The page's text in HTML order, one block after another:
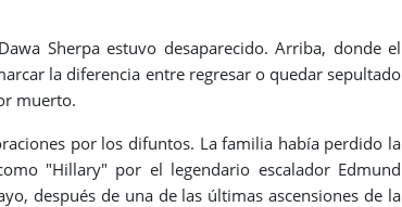
Sherpa estuvo desaparecido. Arriba, donde el
la diferencia entre regresar o quedar sepultado
muerto.
por los difuntos. La familia había perdido la
"Hillary" por el legendario escalador Edmund
después de una de las últimas ascensiones de la